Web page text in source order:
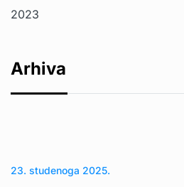
2023
Arhiva
23. studenoga 2025.